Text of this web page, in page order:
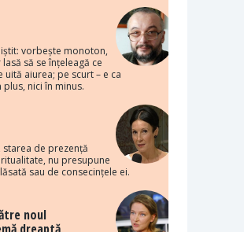
vorbește monoton,
să se înțeleagă ce
aiurea; pe scurt – e ca
nici în minus.
starea de prezență
nu presupune
sau de consecințele ei.
noul
dreaptă